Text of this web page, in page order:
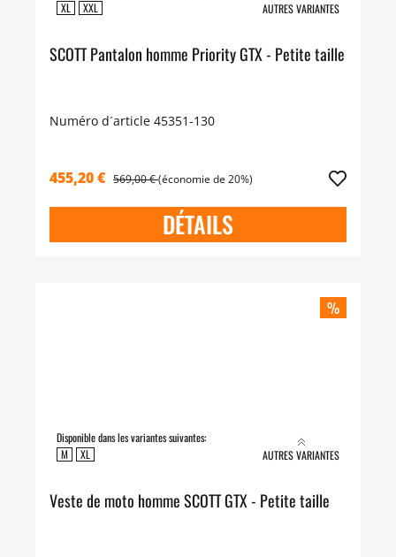
XL
XXL AUTRES VARIANTES
SCOTT Pantalon homme Priority GTX - Petite taille
Numéro d´article 45351-130
455,20 € 569,00 €(économie de 20%)
DÉTAILS
%
Disponible dans les variantes suivantes:
M
XL AUTRES VARIANTES
Veste de moto homme SCOTT GTX - Petite taille